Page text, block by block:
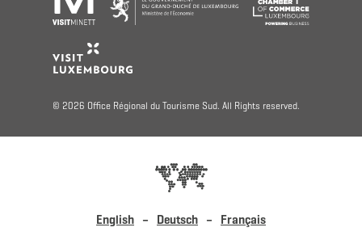
© 2026 Office Régional du Tourisme Sud. All Rights reserved.
English Deutsch Français